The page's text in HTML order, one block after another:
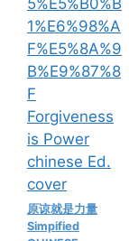
原谅就是力量
Simpified